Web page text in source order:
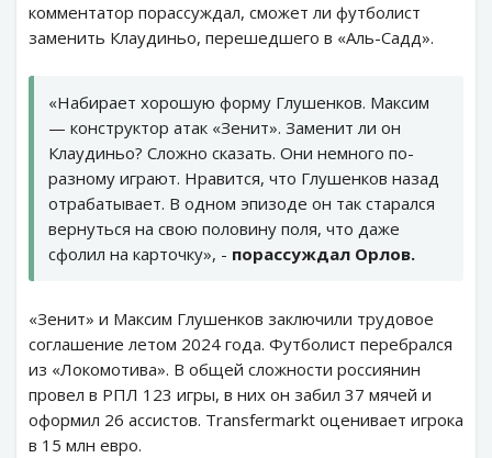
комментатор порассуждал, сможет ли футболист
заменить Клаудиньо, перешедшего в «Аль-Садд».
«Набирает хорошую форму Глушенков. Максим
— конструктор атак «Зенит». Заменит ли он
Клаудиньо? Сложно сказать. Они немного по-
разному играют. Нравится, что Глушенков назад
отрабатывает. В одном эпизоде он так старался
вернуться на свою половину поля, что даже
сфолил на карточку», - порассуждал Орлов.
«Зенит» и Максим Глушенков заключили трудовое
соглашение летом 2024 года. Футболист перебрался
из «Локомотива». В общей сложности россиянин
провел в РПЛ 123 игры, в них он забил 37 мячей и
оформил 26 ассистов. Transfermarkt оценивает игрока
в 15 млн евро.